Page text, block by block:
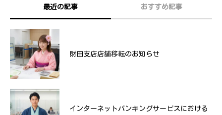
最近の記事 おすすめ記事
財田支店店舗移転のお知らせ
インターネットバンキングサービスにおける
第8回おいしいかんおんじ物産展